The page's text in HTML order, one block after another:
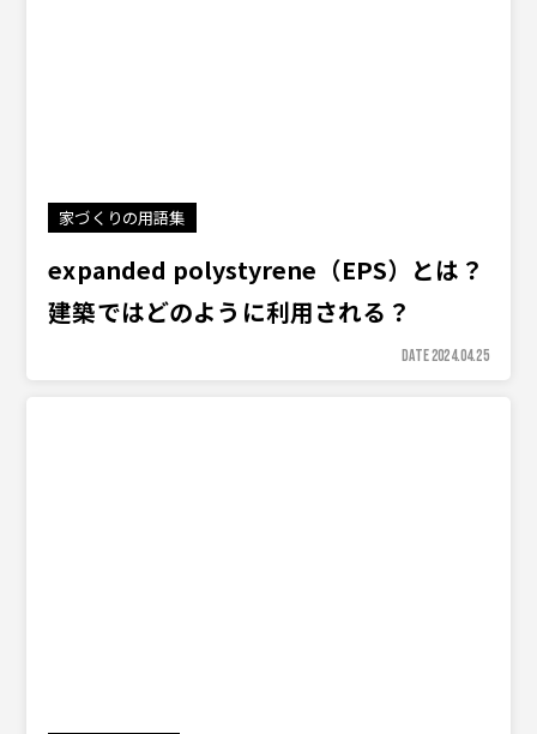
家づくりの用語集
expanded polystyrene（EPS）とは？
建築ではどのように利用される？
DATE 2024.04.25